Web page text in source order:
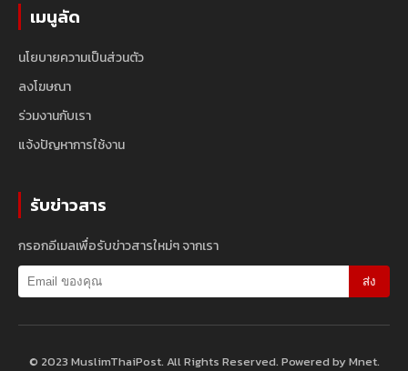
เมนูลัด
นโยบายความเป็นส่วนตัว
ลงโฆษณา
ร่วมงานกับเรา
แจ้งปัญหาการใช้งาน
รับข่าวสาร
กรอกอีเมลเพื่อรับข่าวสารใหม่ๆ จากเรา
ส่ง
© 2023 MuslimThaiPost. All Rights Reserved. Powered by Mnet.